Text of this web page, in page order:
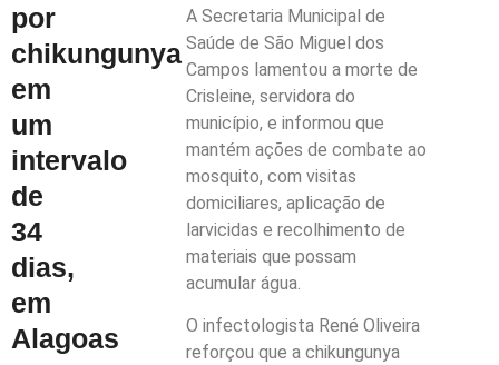
por
chikungunya
em
um
intervalo
de
34
dias,
em
Alagoas
A Secretaria Municipal de
Saúde de São Miguel dos
Campos lamentou a morte de
Crisleine, servidora do
município, e informou que
mantém ações de combate ao
mosquito, com visitas
domiciliares, aplicação de
larvicidas e recolhimento de
materiais que possam
acumular água.
O infectologista René Oliveira
reforçou que a chikungunya